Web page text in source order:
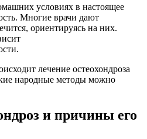
условиях в настоящее
Многие врачи дают
ориентируясь на них.
лечение остеохондроза
народные методы можно
и причины его